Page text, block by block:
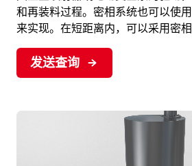
和再装料过程。密相系统也可以使
来实现。在短距离内，可以采用密相
发送查询